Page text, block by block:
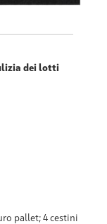
dei lotti
pallet; 4 cestini